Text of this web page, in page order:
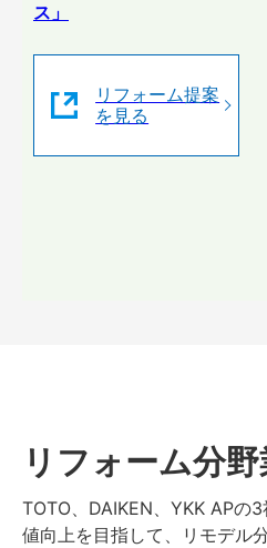
ス」
リフォーム提案
を見る
リフォーム分
TOTO、DAIKEN、YKK APの
値向上を目指して、リモデル